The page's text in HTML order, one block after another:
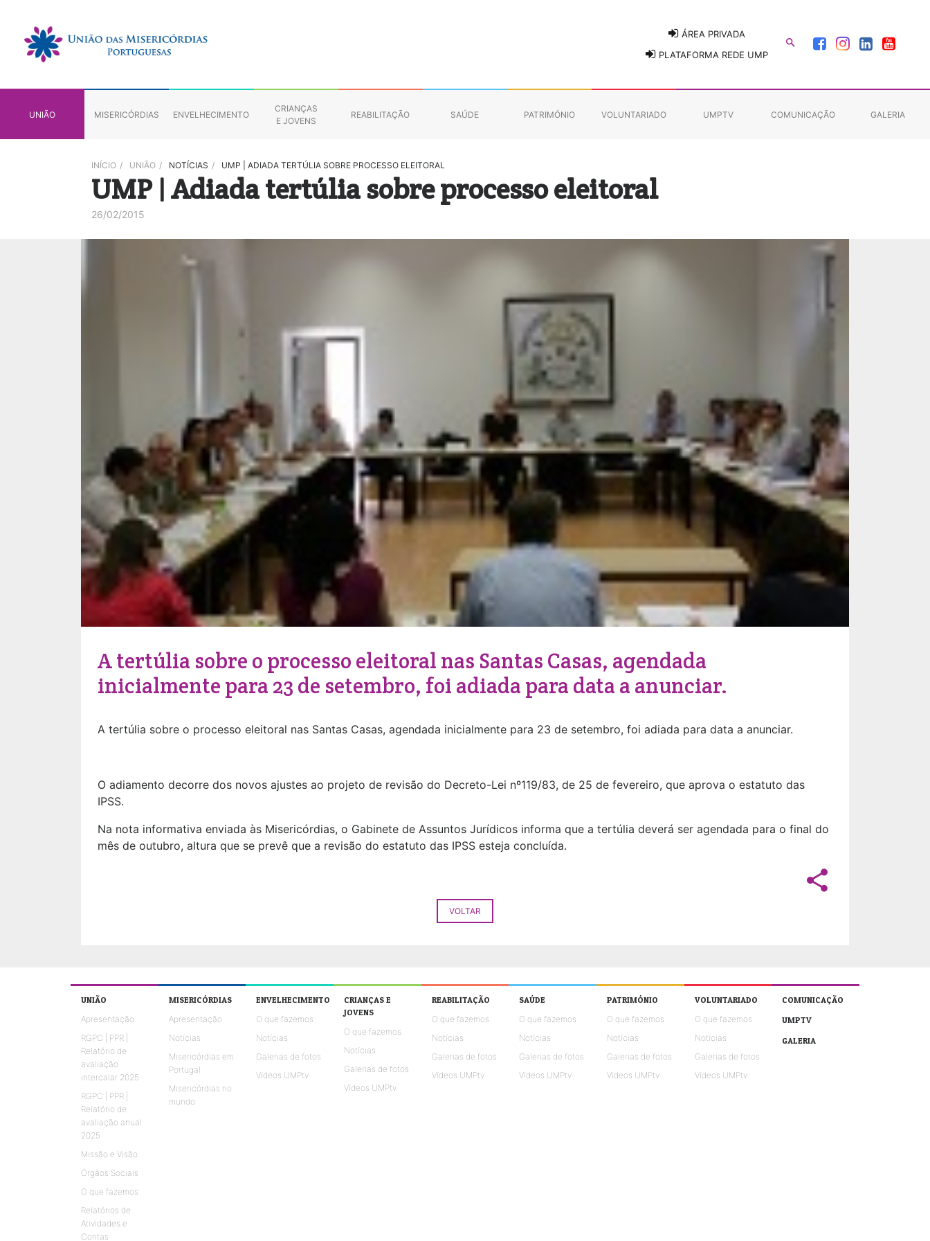
ÁREA PRIVADA
PLATAFORMA REDE UMP

UNIÃO MISERICÓRDIAS ENVELHECIMENTO
CRIANÇAS
E JOVENS
REABILITAÇÃO SAÚDE PATRIMÓNIO VOLUNTARIADO UMPTV COMUNICAÇÃO GALERIA
INÍCIO / UNIÃO / NOTÍCIAS / UMP | ADIADA TERTÚLIA SOBRE PROCESSO ELEITORAL
UMP | Adiada tertúlia sobre processo eleitoral
26/02/2015
A tertúlia sobre o processo eleitoral nas Santas Casas, agendada
inicialmente para 23 de setembro, foi adiada para data a anunciar.
A tertúlia sobre o processo eleitoral nas Santas Casas, agendada inicialmente para 23 de setembro, foi adiada para data a anunciar.
O adiamento decorre dos novos ajustes ao projeto de revisão do Decreto-Lei nº119/83, de 25 de fevereiro, que aprova o estatuto das
IPSS.
Na nota informativa enviada às Misericórdias, o Gabinete de Assuntos Jurídicos informa que a tertúlia deverá ser agendada para o final do
mês de outubro, altura que se prevê que a revisão do estatuto das IPSS esteja concluída.
share
VOLTAR
UNIÃO
Apresentação
RGPC | PPR |
Relatório de
avaliação
intercalar 2025
RGPC | PPR |
Relatório de
avaliação anual
2025
Missão e Visão
Órgãos Sociais
O que fazemos
Relatórios de
Atividades e
Contas
MISERICÓRDIAS
Apresentação
Notícias
Misericórdias em
Portugal
Misericórdias no
mundo
ENVELHECIMENTO
O que fazemos
Notícias
Galerias de fotos
Vídeos UMPtv
CRIANÇAS E
JOVENS
O que fazemos
Notícias
Galerias de fotos
Vídeos UMPtv
REABILITAÇÃO
O que fazemos
Notícias
Galerias de fotos
Vídeos UMPtv
SAÚDE
O que fazemos
Notícias
Galerias de fotos
Vídeos UMPtv
PATRIMÓNIO
O que fazemos
Notícias
Galerias de fotos
Vídeos UMPtv
VOLUNTARIADO
O que fazemos
Notícias
Galerias de fotos
Vídeos UMPtv
COMUNICAÇÃO
UMPTV
GALERIA